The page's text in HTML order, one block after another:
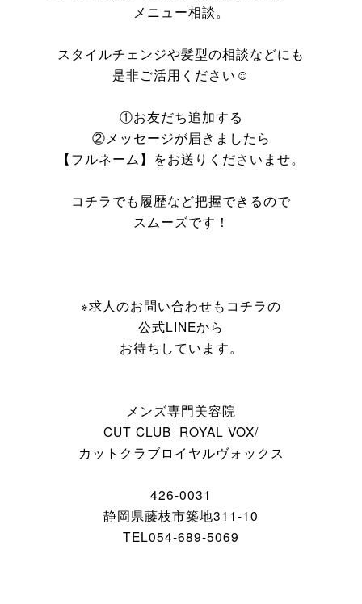
メニュー相談。
スタイルチェンジや髪型の相談などにも
是非ご活用ください☺️
①お友だち追加する
②メッセージが届きましたら
【フルネーム】をお送りくださいませ。
コチラでも履歴など把握できるので
スムーズです！
※求人のお問い合わせもコチラの
公式LINEから
お待ちしています。
メンズ専門美容院
CUT CLUB ROYAL VOX/
カットクラブロイヤルヴォックス
426-0031
静岡県藤枝市築地311-10
TEL054-689-5069